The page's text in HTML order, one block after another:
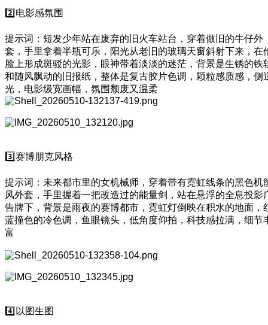
2️⃣电影感氛围
提示词：短发少年站在废弃的旧火车站台，穿着做旧的牛仔外
套，手里拿着半瓶可乐，阳光从老旧的玻璃天窗斜射下来，在
脸上形成斑驳的光影，眼神带着淡淡的迷茫，背景是生锈的铁
和随风飘动的旧报纸，整体是复古胶片色调，颗粒感质感，侧
光，电影级宽画幅，氛围颓废又温柔
3️⃣赛博朋克风格
提示词：未来都市里的女机械师，穿着带有霓虹线条的黑色机
风外套，手里握着一把改造过的能量剑，站在悬浮的全息投影
告牌下，背景是雨夜的赛博都市，霓虹灯倒映在积水的地面，
蓝撞色的冷色调，鱼眼镜头，低角度仰拍，科技感拉满，细节
富
4️⃣以图生图